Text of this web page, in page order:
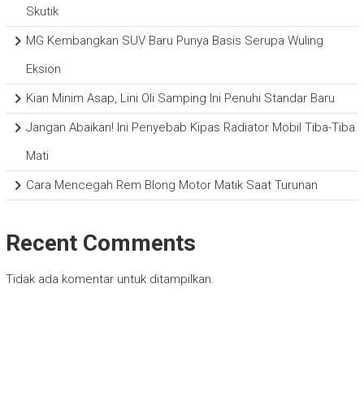
Skutik
MG Kembangkan SUV Baru Punya Basis Serupa Wuling
Eksion
Kian Minim Asap, Lini Oli Samping Ini Penuhi Standar Baru
Jangan Abaikan! Ini Penyebab Kipas Radiator Mobil Tiba-Tiba
Mati
Cara Mencegah Rem Blong Motor Matik Saat Turunan
Recent Comments
Tidak ada komentar untuk ditampilkan.